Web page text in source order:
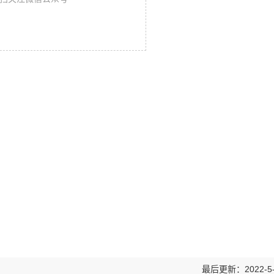
最后更新：2022-